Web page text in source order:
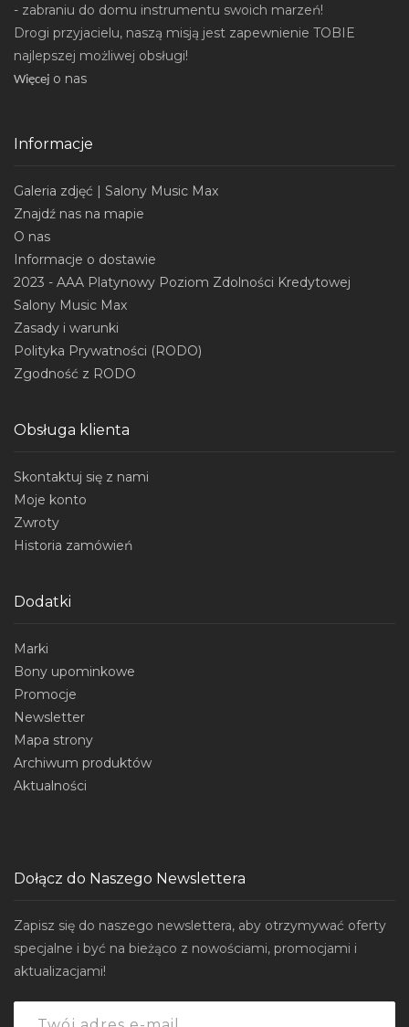
- zabraniu do domu instrumentu swoich marzeń!
Drogi przyjacielu, naszą misją jest zapewnienie TOBIE
najlepszej możliwej obsługi!
Więcej o nas
Informacje
Galeria zdjęć | Salony Music Max
Znajdź nas na mapie
O nas
Informacje o dostawie
2023 - AAA Platynowy Poziom Zdolności Kredytowej
Salony Music Max
Zasady i warunki
Polityka Prywatności (RODO)
Zgodność z RODO
Obsługa klienta
Skontaktuj się z nami
Moje konto
Zwroty
Historia zamówień
Dodatki
Marki
Bony upominkowe
Promocje
Newsletter
Mapa strony
Archiwum produktów
Aktualności
Dołącz do Naszego Newslettera
Zapisz się do naszego newslettera, aby otrzymywać oferty
specjalne i być na bieżąco z nowościami, promocjami i
aktualizacjami!